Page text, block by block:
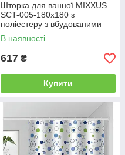
Шторка для ванної MIXXUS
SCT-005-180x180 з
поліестеру з вбудованими
кільцями (Візерунок сірий)
(AC0646)
В наявності
617 ₴
Купити